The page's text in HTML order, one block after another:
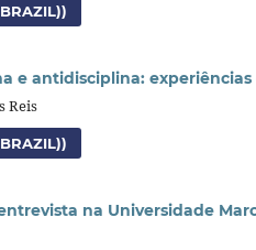
e antidisciplina:
Reis
na Universidade